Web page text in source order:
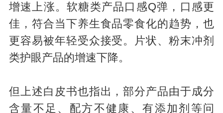
增速上涨。软糖类产品口感Q弹，口感更
佳，符合当下养生食品零食化的趋势，也
更容易被年轻受众接受。片状、粉末冲剂
类护眼产品的增速下降。
但上述白皮书也指出，部分产品由于成分
含量不足、配方不健康、有添加剂等问